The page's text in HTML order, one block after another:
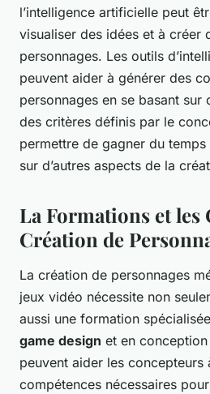
l’intelligence artificielle peut
visualiser des idées et à créer
personnages. Les outils
peuvent aider à générer des
personnages en se basant sur
des critères définis par le
permettre de gagner du
sur d’autres aspects de la
La Formations et
Création de
La création de personnages
jeux vidéo nécessite non
aussi une formation
game design et en
peuvent aider les concepteurs
compétences nécessaires